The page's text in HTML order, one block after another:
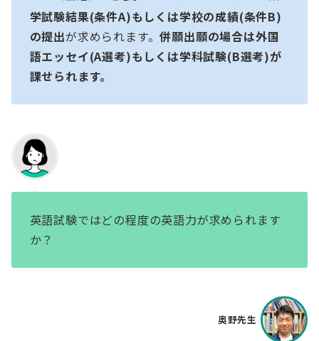
学試験結果(条件A)もしくは学校の成績(条件B)
の提出が求められます。併願出願の場合は外国
語エッセイ(A選考)もしくは学科試験(B選考)が
課せられます。
英語試験ではどの程度の英語力が求められます
か？
奥野先生